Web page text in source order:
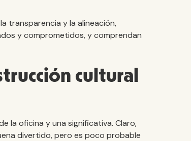
transparencia y la alineación,
y comprometidos, y comprendan
cultural
la oficina y una significativa. Claro,
divertido, pero es poco probable